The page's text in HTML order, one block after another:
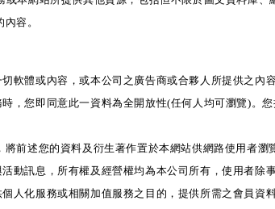
容。
軟體或內容，或本公司之廣告商或合夥人所提供之內
，您即同意此一資料為全開放性(任何人均可瀏覽)。
前述您的資料及衍生著作置於本網站供網路使用者
動訊息，所有權及經營權均為本公司所有，使用者除
人化服務或相關加值服務之目的，提供所需之會員